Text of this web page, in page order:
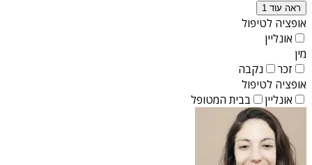
ראה עוד 1
אופציה לטיפול
אונליין
מין
זכר
נקבה
אופציה לטיפול
אונליין
בבית המטופל